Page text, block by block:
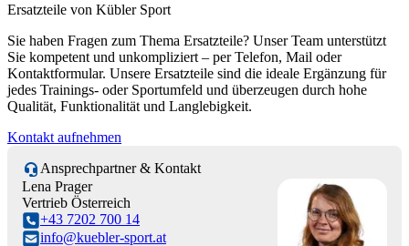
Ersatzteile von Kübler Sport
Sie haben Fragen zum Thema Ersatzteile? Unser Team unterstützt
Sie kompetent und unkompliziert – per Telefon, Mail oder
Kontaktformular. Unsere Ersatzteile sind die ideale Ergänzung für
jedes Trainings- oder Sportumfeld und überzeugen durch hohe
Qualität, Funktionalität und Langlebigkeit.
Kontakt aufnehmen
Ansprechpartner & Kontakt
Lena Prager
Vertrieb Österreich
+43 7202 700 14
info@kuebler-sport.at